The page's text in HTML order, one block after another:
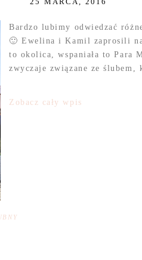
Bardzo lubimy odwiedzać
🙂 Ewelina i Kamil zaprosili
to okolica, wspaniała to Para
zwyczaje związane ze
Zobacz cały wpis